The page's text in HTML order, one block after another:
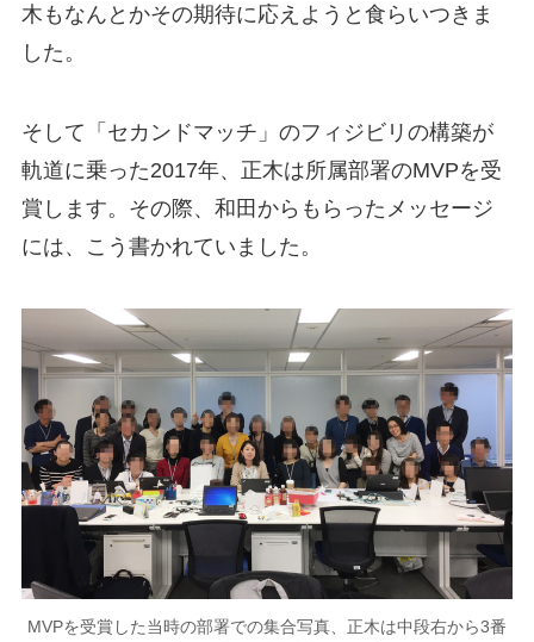
木もなんとかその期待に応えようと食らいつきま
した。
そして「セカンドマッチ」のフィジビリの構築が
軌道に乗った2017年、正木は所属部署のMVPを受
賞します。その際、和田からもらったメッセージ
には、こう書かれていました。
MVPを受賞した当時の部署での集合写真、正木は中段右から3番